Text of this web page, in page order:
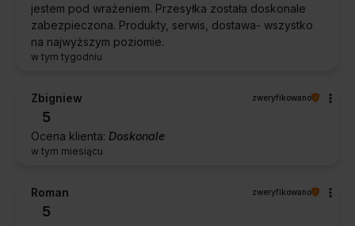
jestem pod wrażeniem. Przesyłka została doskonale
zabezpieczona. Produkty, serwis, dostawa- wszystko
na najwyższym poziomie.
w tym tygodniu
Zbigniew zweryfikowano
5
Ocena klienta: Doskonale
w tym miesiącu
Roman zweryfikowano
5